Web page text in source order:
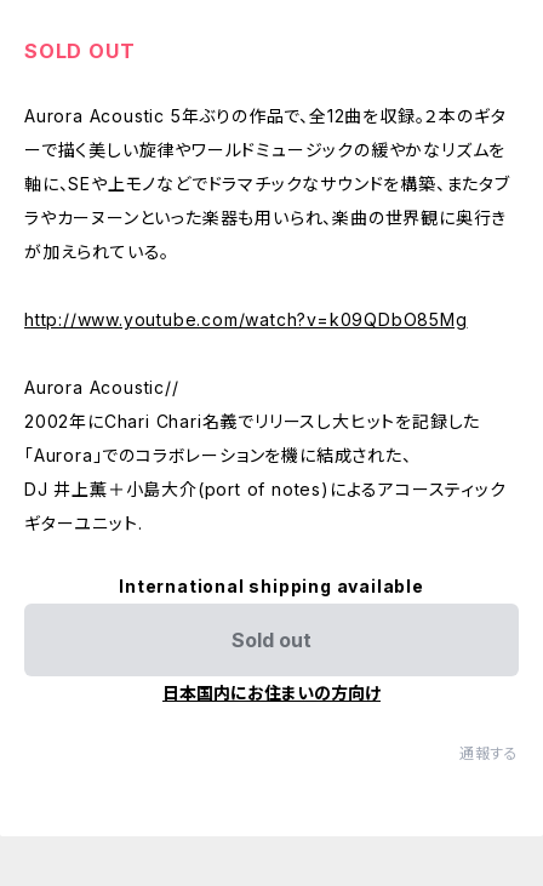
SOLD OUT
Aurora Acoustic 5年ぶりの作品で、全12曲を収録。２本のギタ
ーで描く美しい旋律やワールドミュージックの緩やかなリズムを
軸に、SEや上モノなどでドラマチックなサウンドを構築、またタブ
ラやカーヌーンといった楽器も用いられ、楽曲の世界観に奥行き
が加えられている。
http://www.youtube.com/watch?v=k09QDbO85Mg
Aurora Acoustic//
2002年にChari Chari名義でリリースし大ヒットを記録した
「Aurora」でのコラボレーションを機に結成された、
DJ 井上薫＋小島大介(port of notes)によるアコースティック
ギターユニット.
International shipping available
Sold out
日本国内にお住まいの方向け
通報する